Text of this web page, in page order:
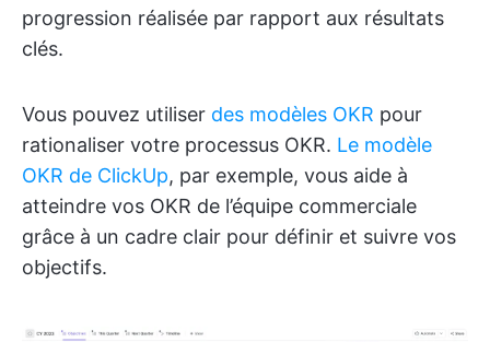
progression réalisée par rapport aux résultats
clés.
Vous pouvez utiliser des modèles OKR pour
rationaliser votre processus OKR. Le modèle
OKR de ClickUp, par exemple, vous aide à
atteindre vos OKR de l’équipe commerciale
grâce à un cadre clair pour définir et suivre vos
objectifs.